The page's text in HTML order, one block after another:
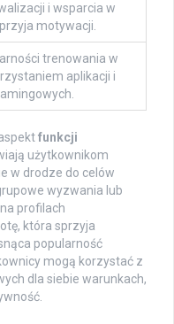
i wsparcia w
motywacji.
trenowania w
aplikacji i
funkcji
użytkownikom
w drodze do celów
wyzwania lub
profilach
która sprzyja
popularność
mogą korzystać z
dla siebie warunkach,